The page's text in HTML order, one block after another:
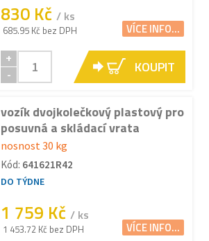
830 Kč / ks
685.95 Kč bez DPH VÍCE INFO...
+
-
KOUPIT
vozík dvojkolečkový plastový pro
posuvná a skládací vrata
nosnost 30 kg
Kód: 641621R42
DO TÝDNE
1 759 Kč / ks
1 453.72 Kč bez DPH VÍCE INFO...